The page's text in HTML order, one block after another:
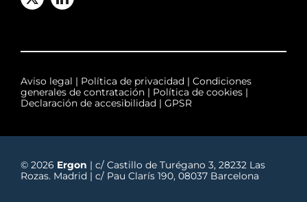
Aviso legal | Política de privacidad | Condiciones
generales de contratación| Política de cookies|
Declaración de accesibilidad | GPSR
© 2026 Ergon | c/ Castillo de Turégano 3, 28232 Las
Rozas. Madrid | c/ Pau Clarís 190, 08037 Barcelona